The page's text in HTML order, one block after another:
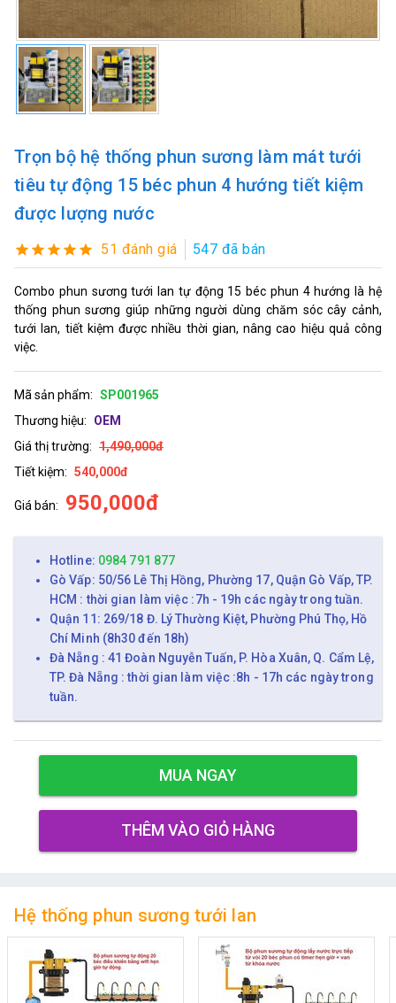
Trọn bộ hệ thống phun sương làm mát tưới
tiêu tự động 15 béc phun 4 hướng tiết kiệm
được lượng nước
51 đánh giá 547 đã bán
Combo phun sương tưới lan tự động 15 béc phun 4 hướng là hệ
thống phun sương giúp những người dùng chăm sóc cây cảnh,
tưới lan, tiết kiệm được nhiều thời gian, nâng cao hiệu quả công
việc.
Mã sản phẩm: SP001965
Thương hiệu:
OEM
Giá thị trường: 1,490,000đ
Tiết kiệm: 540,000đ
Giá bán: 950,000đ
Hotline: 0984 791 877
Gò Vấp: 50/56 Lê Thị Hồng, Phường 17, Quận Gò Vấp, TP.
HCM : thời gian làm việc :7h - 19h các ngày trong tuần.
Quận 11: 269/18 Đ. Lý Thường Kiệt, Phường Phú Thọ, Hồ
Chí Minh (8h30 đến 18h)
Đà Nẵng : 41 Đoàn Nguyễn Tuấn, P. Hòa Xuân, Q. Cẩm Lệ,
TP. Đà Nẵng : thời gian làm việc :8h - 17h các ngày trong
tuần.
MUA NGAY
THÊM VÀO GIỎ HÀNG
Hệ thống phun sương tưới lan